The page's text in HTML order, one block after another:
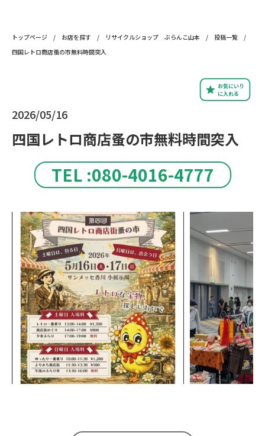
トップページ / お店を探す / リサイクルショップ ぶらんこ山本 / 投稿一覧
/
四国レトロ商店蚤の市無料時間突入
2026/05/16
四国レトロ商店蚤の市無料時間突入
お気にいり
に入れる
TEL :080-4016-4777